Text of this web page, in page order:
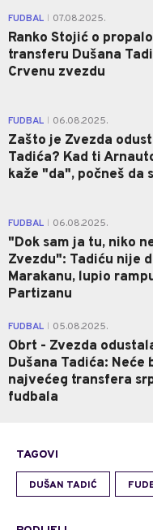
FUDBAL 07.08.2025.
Ranko Stojić o
transferu Dušana
Crvenu zvezdu
FUDBAL 06.08.2025.
Zašto je Zvezda
Tadića? Kad ti
kaže "da", počneš da
FUDBAL 06.08.2025.
"Dok sam ja tu, niko
Zvezdu": Tadiću nije
Marakanu, lupio
Partizanu
FUDBAL 05.08.2025.
Obrt - Zvezda
Dušana Tadića: Neće
najvećeg transfera
fudbala
TAGOVI
DUŠAN TADIĆ